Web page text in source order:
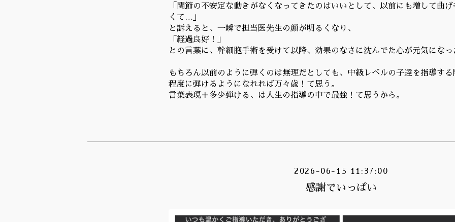
「関節の不安定な動きがなくなってきたのはいいとして、以前にも増して曲
くて…」
と訴えると、一瞬で担当医先生の顔が明るくなり、
「経過良好！」
との言葉に、幹細胞手術を受けて以降、効果のなさに沈んでた心が元気になっ
もちろん以前のように弾くのは無理だとしても、中級レベルの子達を指導する
程度に弾けるようになれれば万々歳！て思う。
言葉表現＋多少弾ける、は人生の指導の中で最強！て思うから。
2026-06-15 11:37:00
感謝でいっぱい